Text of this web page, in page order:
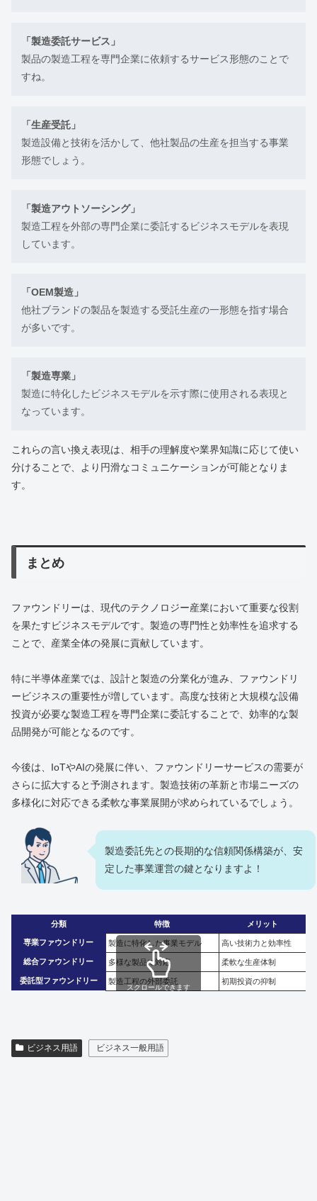
「製造委託サービス」
製品の製造工程を専門企業に依頼するサービス形態のことで
すね。
「生産受託」
製造設備と技術を活かして、他社製品の生産を担当する事業
形態でしょう。
「製造アウトソーシング」
製造工程を外部の専門企業に委託するビジネスモデルを表現
しています。
「OEM製造」
他社ブランドの製品を製造する受託生産の一形態を指す場合
が多いです。
「製造専業」
製造に特化したビジネスモデルを示す際に使用される表現と
なっています。
これらの言い換え表現は、相手の理解度や業界知識に応じて使い
分けることで、より円滑なコミュニケーションが可能となりま
す。
まとめ
ファウンドリーは、現代のテクノロジー産業において重要な役割
を果たすビジネスモデルです。製造の専門性と効率性を追求する
ことで、産業全体の発展に貢献しています。
特に半導体産業では、設計と製造の分業化が進み、ファウンドリ
ービジネスの重要性が増しています。高度な技術と大規模な設備
投資が必要な製造工程を専門企業に委託することで、効率的な製
品開発が可能となるのです。
今後は、IoTやAIの発展に伴い、ファウンドリーサービスの需要が
さらに拡大すると予測されます。製造技術の革新と市場ニーズの
多様化に対応できる柔軟な事業展開が求められているでしょう。
製造委託先との長期的な信頼関係構築が、安
定した事業運営の鍵となりますよ！
分類 特徴 メリット
専業ファウンドリー 製造に特化した事業モデル 高い技術力と効率性
総合ファウンドリー 多様な製品に対応 柔軟な生産体制
委託型ファウンドリー 製造工程の外部委託 初期投資の抑制
スクロールできます
ビジネス用語 ビジネス一般用語